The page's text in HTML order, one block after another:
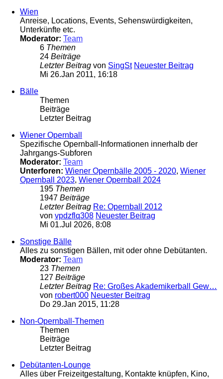
Wien
Anreise, Locations, Events, Sehenswürdigkeiten,
Unterkünfte etc.
Moderator: Team
6 Themen
24 Beiträge
Letzter Beitrag von SingSt Neuester Beitrag
Mi 26.Jan 2011, 16:18
Bälle
Themen
Beiträge
Letzter Beitrag
Wiener Opernball
Spezifische Opernball-Informationen innerhalb der
Jahrgangs-Subforen
Moderator: Team
Unterforen: Wiener Opernbälle 2005 - 2020, Wiener
Opernball 2023, Wiener Opernball 2024
195 Themen
1947 Beiträge
Letzter Beitrag Re: Opernball 2012
von vpdzflq308 Neuester Beitrag
Mi 01.Jul 2026, 8:08
Sonstige Bälle
Alles zu sonstigen Bällen, mit oder ohne Debütanten.
Moderator: Team
23 Themen
127 Beiträge
Letzter Beitrag Re: Großes Akademikerball Gew…
von robert000 Neuester Beitrag
Do 29.Jan 2015, 11:28
Non-Opernball-Themen
Themen
Beiträge
Letzter Beitrag
Debütanten-Lounge
Alles über Freizeitgestaltung, Kontakte knüpfen, Kino,